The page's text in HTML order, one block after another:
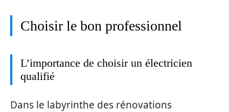
Choisir le bon professionnel
L’importance de choisir un électricien
qualifié
Dans le labyrinthe des rénovations